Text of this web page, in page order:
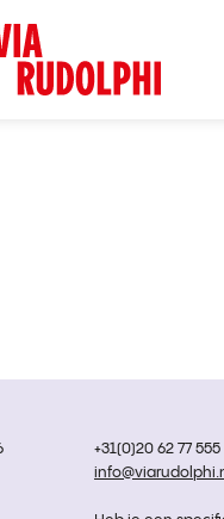
+31(0)20 62 77 555